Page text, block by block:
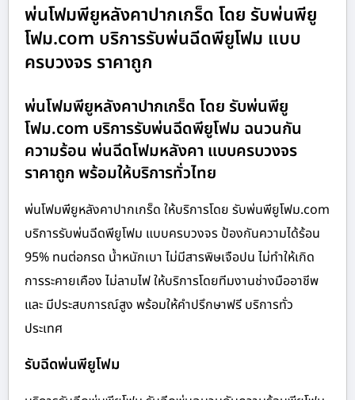
พ่นโฟมพียูหลังคาปากเกร็ด โดย รับพ่นพียู
โฟม.com บริการรับพ่นฉีดพียูโฟม แบบ
ครบวงจร ราคาถูก
พ่นโฟมพียูหลังคาปากเกร็ด โดย รับพ่นพียู
โฟม.com บริการรับพ่นฉีดพียูโฟม ฉนวนกัน
ความร้อน พ่นฉีดโฟมหลังคา แบบครบวงจร
ราคาถูก พร้อมให้บริการทั่วไทย
พ่นโฟมพียูหลังคาปากเกร็ด ให้บริการโดย รับพ่นพียูโฟม.com
บริการรับพ่นฉีดพียูโฟม แบบครบวงจร ป้องกันความได้ร้อน
95% ทนต่อกรด น้ำหนักเบา ไม่มีสารพิษเจือปน ไม่ทำให้เกิด
การระคายเคือง ไม่ลามไฟ ให้บริการโดยทีมงานช่างมืออาชีพ
และ มีประสบการณ์สูง พร้อมให้คำปรึกษาฟรี บริการทั่ว
ประเทศ
รับฉีดพ่นพียูโฟม